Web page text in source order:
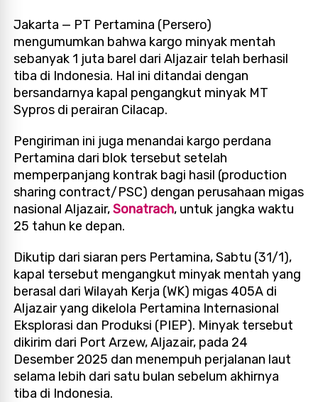
Jakarta — PT Pertamina (Persero)
mengumumkan bahwa kargo minyak mentah
sebanyak 1 juta barel dari Aljazair telah berhasil
tiba di Indonesia. Hal ini ditandai dengan
bersandarnya kapal pengangkut minyak MT
Sypros di perairan Cilacap.
Pengiriman ini juga menandai kargo perdana
Pertamina dari blok tersebut setelah
memperpanjang kontrak bagi hasil (production
sharing contract/PSC) dengan perusahaan migas
nasional Aljazair,Sonatrach, untuk jangka waktu
25 tahun ke depan.
Dikutip dari siaran pers Pertamina, Sabtu (31/1),
kapal tersebut mengangkut minyak mentah yang
berasal dari Wilayah Kerja (WK) migas 405A di
Aljazair yang dikelola Pertamina Internasional
Eksplorasi dan Produksi (PIEP). Minyak tersebut
dikirim dari Port Arzew, Aljazair, pada 24
Desember 2025 dan menempuh perjalanan laut
selama lebih dari satu bulan sebelum akhirnya
tiba di Indonesia.